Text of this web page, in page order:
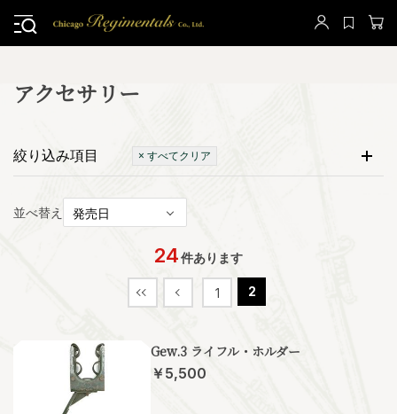
アクセサリー
絞り込み項目 × すべてクリア
並べ替え
24件あります
1 2
Gew.3 ライフル・ホルダー
￥5,500